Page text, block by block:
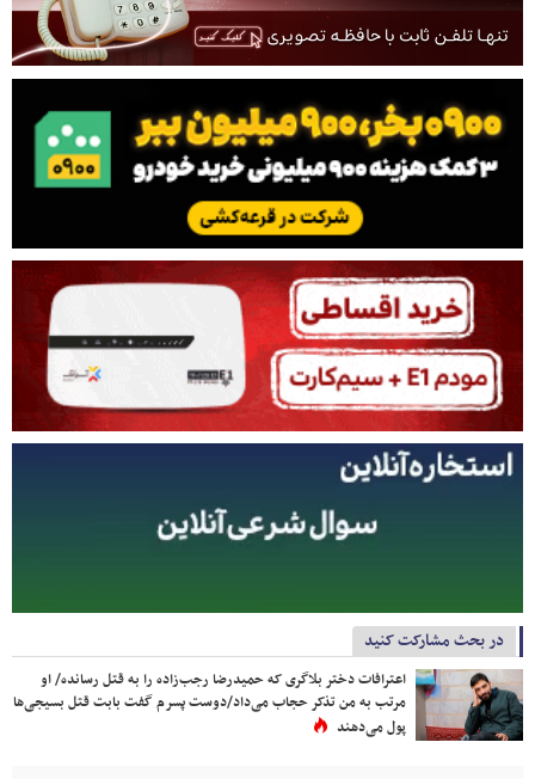
در بحث مشارکت کنید
اعترافات دختر بلاگری که حمیدرضا رجب‌زاده را به قتل رسانده/ او
مرتب به من تذکر حجاب می‌داد/دوست پسرم گفت بابت قتل بسیجی‌ها
پول می‌دهند